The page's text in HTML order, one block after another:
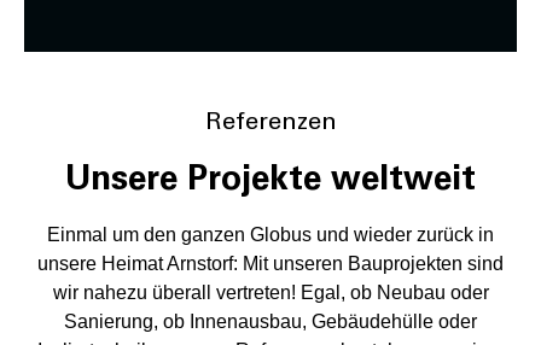
Referenzen
Unsere Projekte weltweit
Einmal um den ganzen Globus und wieder zurück in
unsere Heimat Arnstorf: Mit unseren Bauprojekten sind
wir nahezu überall vertreten! Egal, ob Neubau oder
Sanierung, ob Innenausbau, Gebäudehülle oder